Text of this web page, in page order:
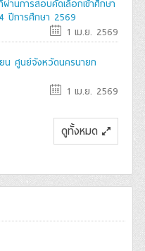
านการสอบคัดเลือกเข้าศึกษา
ปีการศึกษา 2569
1 เม.ย. 2569
ยน ศูนย์จังหวัดนครนายก
1 เม.ย. 2569
ดูทั้งหมด